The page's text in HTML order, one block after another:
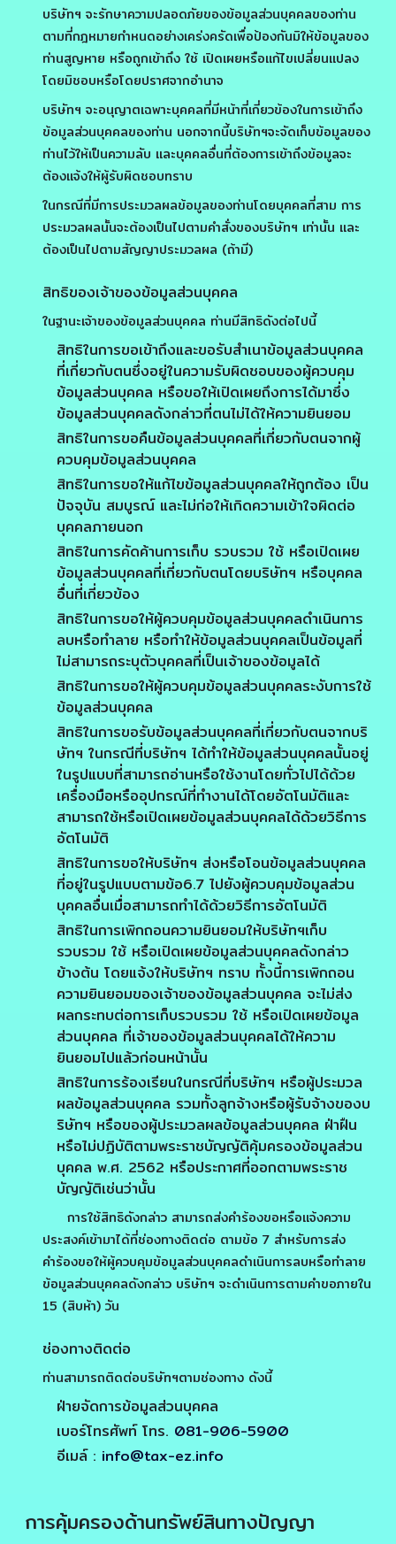
บริษัทฯ จะรักษาความปลอดภัยของข้อมูลส่วนบุคคลของท่าน
ตามที่กฎหมายกำหนดอย่างเคร่งครัดเพื่อป้องกันมิให้ข้อมูลของ
ท่านสูญหาย หรือถูกเข้าถึง ใช้ เปิดเผยหรือแก้ไขเปลี่ยนแปลง
โดยมิชอบหรือโดยปราศจากอำนาจ
บริษัทฯ จะอนุญาตเฉพาะบุคคลที่มีหน้าที่เกี่ยวข้องในการเข้าถึง
ข้อมูลส่วนบุคคลของท่าน นอกจากนี้บริษัทฯจะจัดเก็บข้อมูลของ
ท่านไว้ให้เป็นความลับ และบุคคลอื่นที่ต้องการเข้าถึงข้อมูลจะ
ต้องแจ้งให้ผู้รับผิดชอบทราบ
ในกรณีที่มีการประมวลผลข้อมูลของท่านโดยบุคคลที่สาม การ
ประมวลผลนั้นจะต้องเป็นไปตามคำสั่งของบริษัทฯ เท่านั้น และ
ต้องเป็นไปตามสัญญาประมวลผล (ถ้ามี)
สิทธิของเจ้าของข้อมูลส่วนบุคคล
ในฐานะเจ้าของข้อมูลส่วนบุคคล ท่านมีสิทธิดังต่อไปนี้
สิทธิในการขอเข้าถึงและขอรับสำเนาข้อมูลส่วนบุคคล
ที่เกี่ยวกับตนซึ่งอยู่ในความรับผิดชอบของผู้ควบคุม
ข้อมูลส่วนบุคคล หรือขอให้เปิดเผยถึงการได้มาซึ่ง
ข้อมูลส่วนบุคคลดังกล่าวที่ตนไม่ได้ให้ความยินยอม
สิทธิในการขอคืนข้อมูลส่วนบุคคลที่เกี่ยวกับตนจากผู้
ควบคุมข้อมูลส่วนบุคคล
สิทธิในการขอให้แก้ไขข้อมูลส่วนบุคคลให้ถูกต้อง เป็น
ปัจจุบัน สมบูรณ์ และไม่ก่อให้เกิดความเข้าใจผิดต่อ
บุคคลภายนอก
สิทธิในการคัดค้านการเก็บ รวบรวม ใช้ หรือเปิดเผย
ข้อมูลส่วนบุคคลที่เกี่ยวกับตนโดยบริษัทฯ หรือบุคคล
อื่นที่เกี่ยวข้อง
สิทธิในการขอให้ผู้ควบคุมข้อมูลส่วนบุคคลดำเนินการ
ลบหรือทำลาย หรือทำให้ข้อมูลส่วนบุคคลเป็นข้อมูลที่
ไม่สามารถระบุตัวบุคคลที่เป็นเจ้าของข้อมูลได้
สิทธิในการขอให้ผู้ควบคุมข้อมูลส่วนบุคคลระงับการใช้
ข้อมูลส่วนบุคคล
สิทธิในการขอรับข้อมูลส่วนบุคคลที่เกี่ยวกับตนจากบริ
ษัทฯ ในกรณีที่บริษัทฯ ได้ทำให้ข้อมูลส่วนบุคคลนั้นอยู่
ในรูปแบบที่สามารถอ่านหรือใช้งานโดยทั่วไปได้ด้วย
เครื่องมือหรืออุปกรณ์ที่ทำงานได้โดยอัตโนมัติและ
สามารถใช้หรือเปิดเผยข้อมูลส่วนบุคคลได้ด้วยวิธีการ
อัตโนมัติ
สิทธิในการขอให้บริษัทฯ ส่งหรือโอนข้อมูลส่วนบุคคล
ที่อยู่ในรูปแบบตามข้อ6.7 ไปยังผู้ควบคุมข้อมูลส่วน
บุคคลอื่นเมื่อสามารถทำได้ด้วยวิธีการอัตโนมัติ
สิทธิในการเพิกถอนความยินยอมให้บริษัทฯเก็บ
รวบรวม ใช้ หรือเปิดเผยข้อมูลส่วนบุคคลดังกล่าว
ข้างต้น โดยแจ้งให้บริษัทฯ ทราบ ทั้งนี้การเพิกถอน
ความยินยอมของเจ้าของข้อมูลส่วนบุคคล จะไม่ส่ง
ผลกระทบต่อการเก็บรวบรวม ใช้ หรือเปิดเผยข้อมูล
ส่วนบุคคล ที่เจ้าของข้อมูลส่วนบุคคลได้ให้ความ
ยินยอมไปแล้วก่อนหน้านั้น
สิทธิในการร้องเรียนในกรณีที่บริษัทฯ หรือผู้ประมวล
ผลข้อมูลส่วนบุคคล รวมทั้งลูกจ้างหรือผู้รับจ้างของบ
ริษัทฯ หรือของผู้ประมวลผลข้อมูลส่วนบุคคล ฝ่าฝืน
หรือไม่ปฏิบัติตามพระราชบัญญัติคุ้มครองข้อมูลส่วน
บุคคล พ.ศ. 2562 หรือประกาศที่ออกตามพระราช
บัญญัติเช่นว่านั้น
การใช้สิทธิดังกล่าว สามารถส่งคำร้องขอหรือแจ้งความ
ประสงค์เข้ามาได้ที่ช่องทางติดต่อ ตามข้อ 7 สำหรับการส่ง
คำร้องขอให้ผู้ควบคุมข้อมูลส่วนบุคคลดำเนินการลบหรือทำลาย
ข้อมูลส่วนบุคคลดังกล่าว บริษัทฯ จะดำเนินการตามคำขอภายใน
15 (สิบห้า) วัน
ช่องทางติดต่อ
ท่านสามารถติดต่อบริษัทฯตามช่องทาง ดังนี้
ฝ่ายจัดการข้อมูลส่วนบุคคล
เบอร์โทรศัพท์ โทร. 081-906-5900
อีเมล์ : info@tax-ez.info
การคุ้มครองด้านทรัพย์สินทางปัญญา